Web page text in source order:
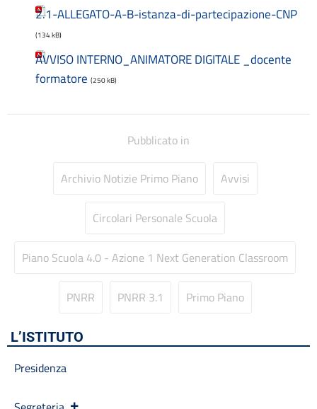
Incarichi amministrativi di vertice
Incarichi conferiti e autorizzati ai dipendenti
Inclusione e BES
Indicatore di tempestività dei pagamenti
Informazioni
Modulistica personale scuola
Oneri informativi per cittadini e imprese
Piano di Miglioramento (PDM) Triennio 2022/2025 REVISIONE
PNSD
PNSD
PON
Progetti
2.1-ALLEGATO-A-B-istanza-di-partecipazione-CNP
(134 kB)
AVVISO INTERNO_ANIMATORE DIGITALE _docente
formatore (250 kB)
Pubblicato in
Archivio Notizie Primo Piano Avvisi
Circolari Personale Scuola
Piano Scuola 4.0 - Azione 1 Next Generation Classroom
PNRR PNRR 3.1 Primo Piano
L’ISTITUTO
Presidenza